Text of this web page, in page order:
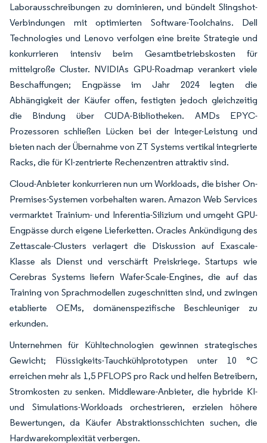
Laborausschreibungen zu dominieren, und bündelt Slingshot-
Verbindungen mit optimierten Software-Toolchains. Dell
Technologies und Lenovo verfolgen eine breite Strategie und
konkurrieren intensiv beim Gesamtbetriebskosten für
mittelgroße Cluster. NVIDIAs GPU-Roadmap verankert viele
Beschaffungen; Engpässe im Jahr 2024 legten die
Abhängigkeit der Käufer offen, festigten jedoch gleichzeitig
die Bindung über CUDA-Bibliotheken. AMDs EPYC-
Prozessoren schließen Lücken bei der Integer-Leistung und
bieten nach der Übernahme von ZT Systems vertikal integrierte
Racks, die für KI-zentrierte Rechenzentren attraktiv sind.
Cloud-Anbieter konkurrieren nun um Workloads, die bisher On-
Premises-Systemen vorbehalten waren. Amazon Web Services
vermarktet Trainium- und Inferentia-Silizium und umgeht GPU-
Engpässe durch eigene Lieferketten. Oracles Ankündigung des
Zettascale-Clusters verlagert die Diskussion auf Exascale-
Klasse als Dienst und verschärft Preiskriege. Startups wie
Cerebras Systems liefern Wafer-Scale-Engines, die auf das
Training von Sprachmodellen zugeschnitten sind, und zwingen
etablierte OEMs, domänenspezifische Beschleuniger zu
erkunden.
Unternehmen für Kühltechnologien gewinnen strategisches
Gewicht; Flüssigkeits-Tauchkühlprototypen unter 10 °C
erreichen mehr als 1,5 PFLOPS pro Rack und helfen Betreibern,
Stromkosten zu senken. Middleware-Anbieter, die hybride KI-
und Simulations-Workloads orchestrieren, erzielen höhere
Bewertungen, da Käufer Abstraktionsschichten suchen, die
Hardwarekomplexität verbergen.